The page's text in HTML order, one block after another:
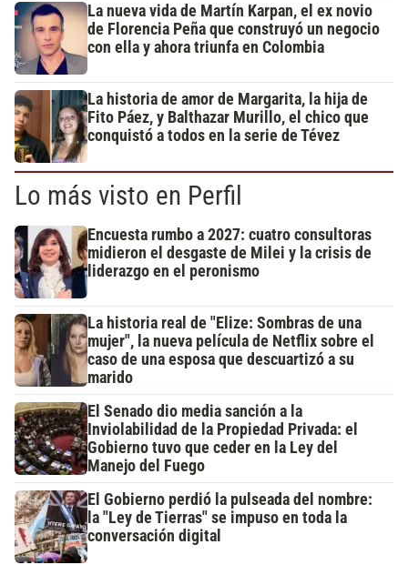
La nueva vida de Martín Karpan, el ex novio
de Florencia Peña que construyó un negocio
con ella y ahora triunfa en Colombia
La historia de amor de Margarita, la hija de
Fito Páez, y Balthazar Murillo, el chico que
conquistó a todos en la serie de Tévez
Lo más visto en Perfil
Encuesta rumbo a 2027: cuatro consultoras
midieron el desgaste de Milei y la crisis de
liderazgo en el peronismo
La historia real de "Elize: Sombras de una
mujer", la nueva película de Netflix sobre el
caso de una esposa que descuartizó a su
marido
El Senado dio media sanción a la
Inviolabilidad de la Propiedad Privada: el
Gobierno tuvo que ceder en la Ley del
Manejo del Fuego
El Gobierno perdió la pulseada del nombre:
la "Ley de Tierras" se impuso en toda la
conversación digital